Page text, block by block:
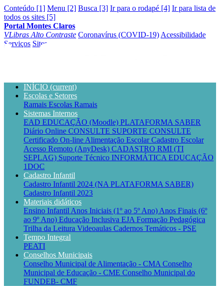
Conteúdo [1] Menu [2] Busca [3] Ir para o rodapé [4] Ir para lista de
todos os sites [5]
Portal Montes Claros
VLibras Alto Contraste Coronavírus (COVID-19) Acessibilidade
Serviços Sites
INÍCIO (current)
Escolas e Setores
Ramais Escolas Ramais
Sistemas Internos
EAD EDUCAÇÃO (Moodle) PLATAFORMA SABER
Diário Online CONSULTE SUPORTE CONSULTE
Certificado On-line Alimentação EscolarCadastro Escolar
Acesso Remoto (AnyDesk) CADASTRO RMI (TI
SEPLAG) Suporte Técnico INFORMÁTICA EDUCAÇÃO
1DOC
Cadastro Infantil
Cadastro Infantil 2024 (NA PLATAFORMA SABER)
Cadastro Infantil 2023
Materiais didáticos
Ensino Infantil Anos Iniciais (1º ao 5º Ano) Anos Finais (6º
ao 9º Ano) Educação Inclusiva EJA Formação Pedagógica
Trilha da Leitura Videoaulas Cadernos Temáticos - PSE
Tempo Integral
PEATI
Conselhos Municipais
Conselho Municipal de Alimentação - CMA Conselho
Municipal de Educação - CME Conselho Municipal do
FUNDEB- CMF